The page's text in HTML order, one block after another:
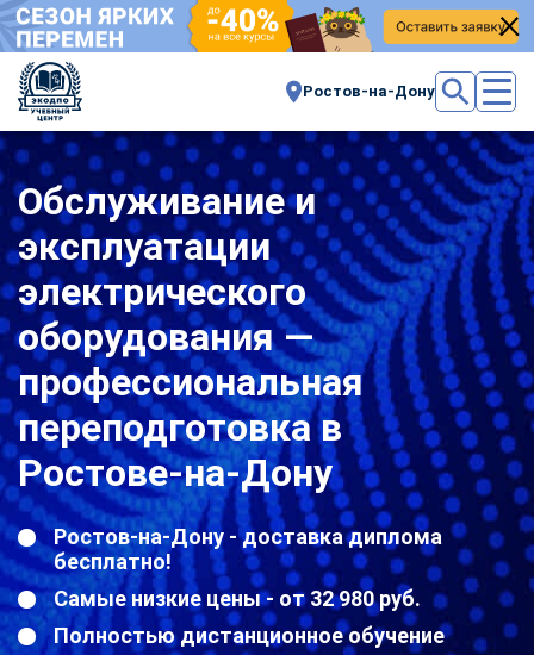
Ростов-на-Дону
Обслуживание и
эксплуатации
электрического
оборудования —
профессиональная
переподготовка в
Ростове-на-Дону
Ростов-на-Дону - доставка диплома
бесплатно!
Самые низкие цены - от 32 980 руб.
Полностью дистанционное обучение